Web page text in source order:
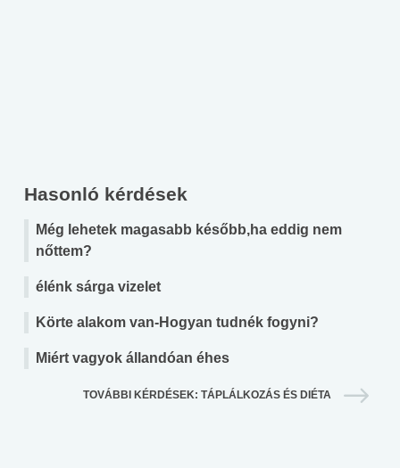
Hasonló kérdések
Még lehetek magasabb később,ha eddig nem
nőttem?
élénk sárga vizelet
Körte alakom van-Hogyan tudnék fogyni?
Miért vagyok állandóan éhes
TOVÁBBI KÉRDÉSEK: TÁPLÁLKOZÁS ÉS DIÉTA